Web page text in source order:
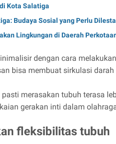
Kota Salatiga
Budaya Sosial yang Perlu
Lingkungan di Daerah
dengan cara
bisa membuat sirkulasi
merasakan tubuh terasa
gerakan inti dalam
fleksibilitas tubuh